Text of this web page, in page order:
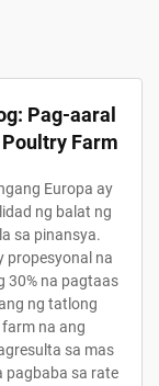
Pag-aaral
Farm
Europa ay
ng balat ng
sa pinansya.
propesyonal na
30% na pagtaas
ng tatlong
na ang
sa mas
pagbaba sa rate